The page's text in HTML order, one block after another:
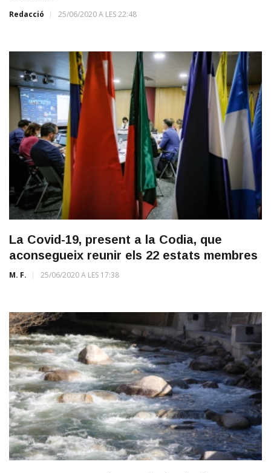
Redacció 25/06/2020 A LES 22:48
La Covid-19, present a la Codia, que
aconsegueix reunir els 22 estats membres
M. F. 25/06/2020 A LES 17:38